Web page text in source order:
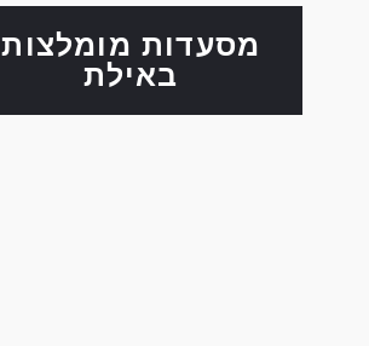
מסעדות מומלצות
באילת